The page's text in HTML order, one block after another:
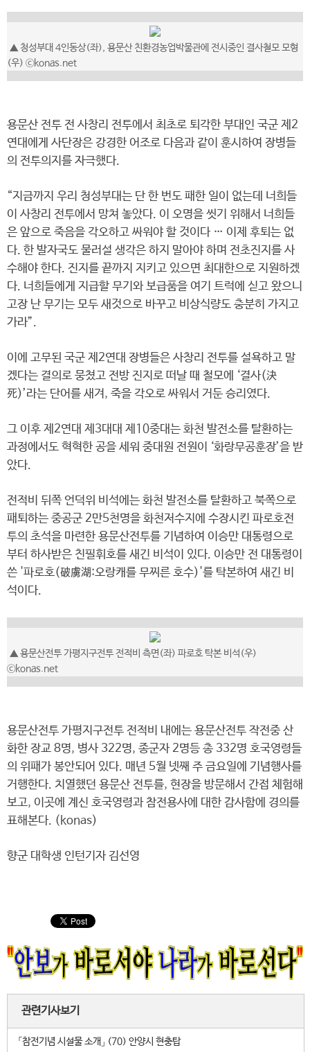
▲ 청성부대 4인동상(좌), 용문산 친환경농업박물관에 전시중인 결사철모 모형
(우) ⓒkonas.net
용문산 전투 전 사창리 전투에서 최초로 퇴각한 부대인 국군 제2
연대에게 사단장은 강경한 어조로 다음과 같이 훈시하여 장병들
의 전투의지를 자극했다.
“지금까지 우리 청성부대는 단 한 번도 패한 일이 없는데 너희들
이 사창리 전투에서 망쳐 놓았다. 이 오명을 씻기 위해서 너희들
은 앞으로 죽음을 각오하고 싸워야 할 것이다 … 이제 후퇴는 없
다. 한 발자국도 물러설 생각은 하지 말아야 하며 전초진지를 사
수해야 한다. 진지를 끝까지 지키고 있으면 최대한으로 지원하겠
다. 너희들에게 지급할 무기와 보급품을 여기 트럭에 싣고 왔으니
고장 난 무기는 모두 새것으로 바꾸고 비상식량도 충분히 가지고
가라”.
이에 고무된 국군 제2연대 장병들은 사창리 전투를 설욕하고 말
겠다는 결의로 뭉쳤고 전방 진지로 떠날 때 철모에 ‘결사(決
死)’라는 단어를 새겨, 죽을 각오로 싸워서 거둔 승리였다.
그 이후 제2연대 제3대대 제10중대는 화천 발전소를 탈환하는
과정에서도 혁혁한 공을 세워 중대원 전원이 ‘화랑무공훈장’을 받
았다.
전적비 뒤쪽 언덕위 비석에는 화천 발전소를 탈환하고 북쪽으로
패퇴하는 중공군 2만5천명을 화천저수지에 수장시킨 파로호전
투의 초석을 마련한 용문산전투를 기념하여 이승만 대통령으로
부터 하사받은 친필휘호를 새긴 비석이 있다. 이승만 전 대통령이
쓴 '파로호(破虜湖:오랑캐를 무찌른 호수)'를 탁본하여 새긴 비
석이다.
▲ 용문산전투 가평지구전투 전적비 측면(좌) 파로호 탁본 비석(우)
ⓒkonas.net
용문산전투 가평지구전투 전적비 내에는 용문산전투 작전중 산
화한 장교 8명, 병사 322명, 종군자 2명등 총 332명 호국영령들
의 위패가 봉안되어 있다. 매년 5월 넷째 주 금요일에 기념행사를
거행한다. 치열했던 용문산 전투를, 현장을 방문해서 간접 체험해
보고, 이곳에 계신 호국영령과 참전용사에 대한 감사함에 경의를
표해본다. (konas)
향군 대학생 인턴기자 김선영
관련기사보기
「참전기념 시설물 소개」 (70) 안양시 현충탑